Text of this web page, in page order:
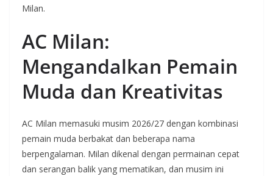
Milan.
AC Milan:
Mengandalkan Pemain
Muda dan Kreativitas
AC Milan memasuki musim 2026/27 dengan kombinasi
pemain muda berbakat dan beberapa nama
berpengalaman. Milan dikenal dengan permainan cepat
dan serangan balik yang mematikan, dan musim ini